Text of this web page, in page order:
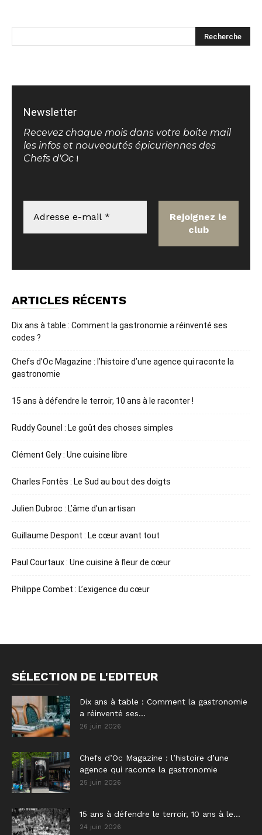
Newsletter
Recevez chaque mois dans votre boite mail
les infos et nouveautés épicuriennes des
Chefs d'Oc !
ARTICLES RÉCENTS
Dix ans à table : Comment la gastronomie a réinventé ses
codes ?
Chefs d’Oc Magazine : l’histoire d’une agence qui raconte la
gastronomie
15 ans à défendre le terroir, 10 ans à le raconter !
Ruddy Gounel : Le goût des choses simples
Clément Gely : Une cuisine libre
Charles Fontès : Le Sud au bout des doigts
Julien Dubroc : L’âme d’un artisan
Guillaume Despont : Le cœur avant tout
Paul Courtaux : Une cuisine à fleur de cœur
Philippe Combet : L’exigence du cœur
SÉLECTION DE L'EDITEUR
Dix ans à table : Comment la gastronomie
a réinventé ses...
26 juin 2026
Chefs d’Oc Magazine : l’histoire d’une
agence qui raconte la gastronomie
25 juin 2026
15 ans à défendre le terroir, 10 ans à le...
24 juin 2026